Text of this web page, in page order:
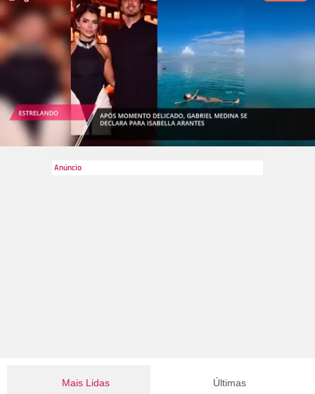
não sei o motivo das pessoas serem depressivas, ou ter
insônia, para ser honesto. Não estou criticando. Eu sei que
não posso te forçar a ter apenas bons pensamentos, mas
existem pessoas ao seu redor. Você tem amigos, você tem a
mim e aos membros do grupo. Espero que todos sempre
tenham um sorriso em seus rostos quando olham para nós.
Ela não encarou o discurso do astro positivamente e revelou
desconforto em relação à conversa. Mais tarde, por meio de
suas redes sociais, o astro pediu desculpas pelo ocorrido:
Para ser honesto, eu tenho ficado com medo da depressão
Mais Lidas Últimas